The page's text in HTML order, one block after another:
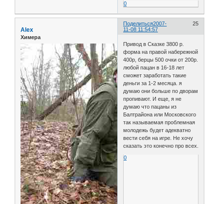
0
Поделиться 25
2007-
11-08 11:54:57
Alex
Химера
Привод в Сказке 3800 р.
форма на правой набережной
400р, берцы 500 очки от 200р.
любой пацан в 16-18 лет
сможет заработать такие
деньги за 1-2 месяца. я
думаю они больше по дворам
пропивают. И еще, я не
думаю что пацаны из
Балтрайона или Московского
так называемая проблемная
молодежь будет адекватно
вести себя на игре. Не хочу
сказать это конечно про всех.
0